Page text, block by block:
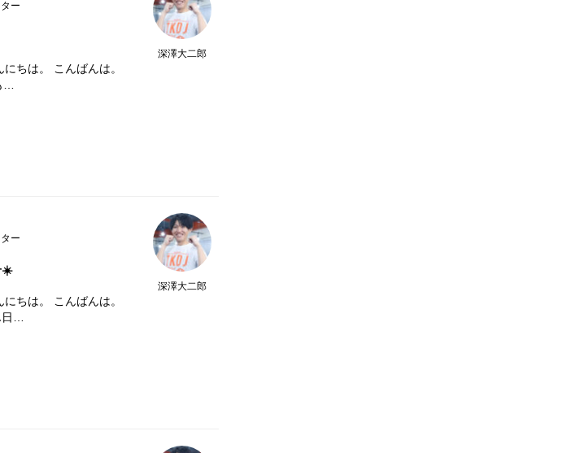
ー
深澤大二郎
ちは。 こんばんは。
ー
深澤大二郎
☀️
ちは。 こんばんは。
…